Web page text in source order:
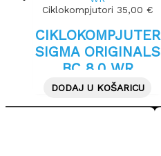
Ciklokompjutori 35,00 €
CIKLOKOMPJUTER
SIGMA ORIGINALS
BC 8.0 WR
DODAJ U KOŠARICU